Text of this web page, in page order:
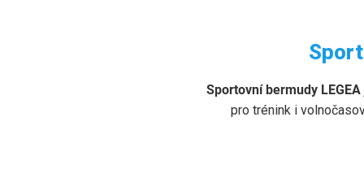
BERMUDY LEGEA
sportovní bermudy LEGEApro trénink,
Sportovní bermudy LEGEA
pro trénink i